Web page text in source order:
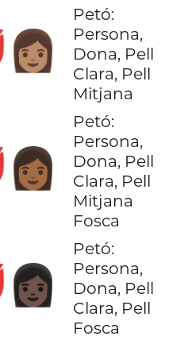
Petó:
Persona,
Dona, Pell
Clara, Pell
Mitjana
Petó:
Persona,
Dona, Pell
Clara, Pell
Mitjana
Fosca
Petó:
Persona,
Dona, Pell
Clara, Pell
Fosca